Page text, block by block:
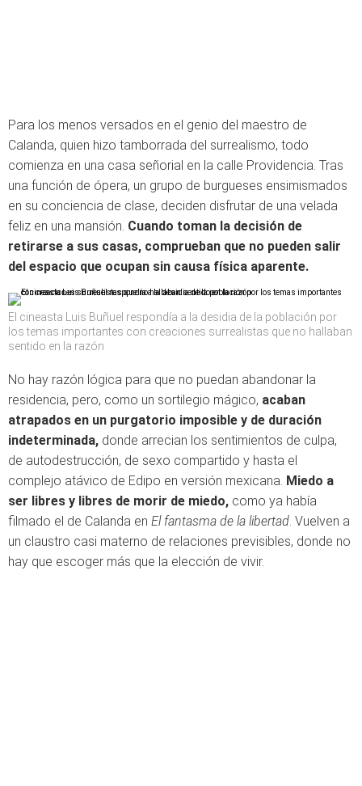
Para los menos versados en el genio del maestro de
Calanda, quien hizo tamborrada del surrealismo, todo
comienza en una casa señorial en la calle Providencia. Tras
una función de ópera, un grupo de burgueses ensimismados
en su conciencia de clase, deciden disfrutar de una velada
feliz en una mansión. Cuando toman la decisión de
retirarse a sus casas, comprueban que no pueden salir
del espacio que ocupan sin causa física aparente.
El cineasta Luis Buñuel respondía a la desidia de la población por
los temas importantes con creaciones surrealistas que no hallaban
sentido en la razón
No hay razón lógica para que no puedan abandonar la
residencia, pero, como un sortilegio mágico, acaban
atrapados en un purgatorio imposible y de duración
indeterminada, donde arrecian los sentimientos de culpa,
de autodestrucción, de sexo compartido y hasta el
complejo atávico de Edipo en versión mexicana. Miedo a
ser libres y libres de morir de miedo, como ya había
filmado el de Calanda en El fantasma de la libertad. Vuelven a
un claustro casi materno de relaciones previsibles, donde no
hay que escoger más que la elección de vivir.